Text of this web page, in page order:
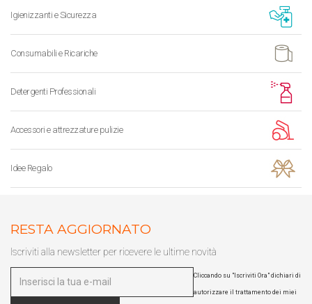
Igienizzanti e Sicurezza
Consumabili e Ricariche
Detergenti Professionali
Accessori e attrezzature pulizie
Idee Regalo
RESTA AGGIORNATO
Iscriviti alla newsletter per ricevere le ultime novità
Cliccando su "Iscriviti Ora" dichiari di
autorizzare il trattamento dei miei